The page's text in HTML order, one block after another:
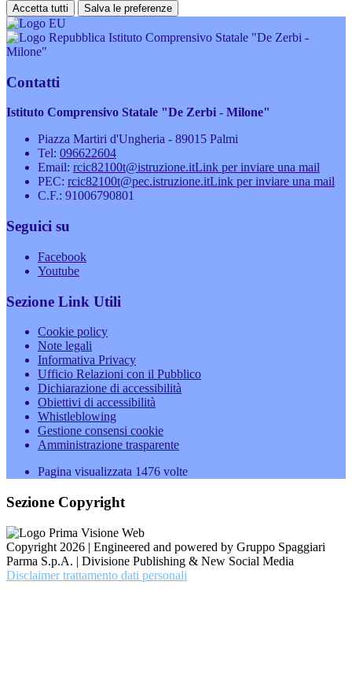
Accetta tutti Salva le preferenze
Istituto Comprensivo Statale "De Zerbi -
Milone"
Contatti
Istituto Comprensivo Statale "De Zerbi - Milone"
Piazza Martiri d'Ungheria - 89015 Palmi
Tel: 096622604
Email: rcic82100t@istruzione.itLink per inviare una mail
PEC: rcic82100t@pec.istruzione.itLink per inviare una mail
C.F.: 91006790801
Seguici su
Facebook
Youtube
Sezione Link Utili
Cookie policy
Note legali
Informativa Privacy
Ufficio Relazioni con il Pubblico
Dichiarazione di accessibilità
Obiettivi di accessibilità
Whistleblowing
Gestione consensi cookie
Amministrazione trasparente
Pagina visualizzata 1476 volte
Sezione Copyright
Copyright 2026 | Engineered and powered by Gruppo Spaggiari
Parma S.p.A. | Divisione Publishing & New Social Media
Disclaimer trattamento dati personali